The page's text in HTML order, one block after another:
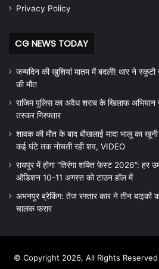
Privacy Policy
CG NEWS TODAY
जन्मदिन की खुशियां मातम में बदलीं! थार ने
की मौत
राजिम पुलिस का अवैध शराब के खिलाफ अभियान
तस्कर गिरफ्तार
शावक की मौत के बाद बौखलाई मादा भालू का
कई घंटे तक नोचती रही शव, VIDEO
रायपुर में होगा “तिरंगा शक्ति फेस्ट 2026”: हर
ऑडिशन 10-11 अगस्त को टाउन हॉल में
अभनपुर ब्रेकिंग: तेज रफ्तार कार ने तीन बाइकों
चालक फरार
© Copyright 2026, All Rights